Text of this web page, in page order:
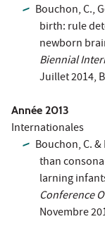
Bouchon, C.,
birth: rule
newborn
Biennial
Juillet 2014,
Année 2013
Internationales
Bouchon, C.
than
larning
Conference
Novembre